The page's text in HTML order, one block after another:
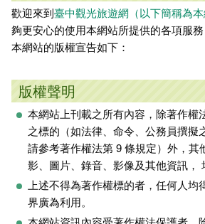
歡迎來到臺中觀光旅遊網（以下簡稱為本
夠更安心的使用本網站所提供的各項服
本網站的版權宣告如下：
版權聲明
本網站上刊載之所有內容，除著作權
之標的（如法律、命令、公務員撰擬
請參考著作權法第 9 條規定）外，其
影、圖片、錄音、影像及其他資訊，
上述不得為著作權標的者，任何人均
界廣為利用。